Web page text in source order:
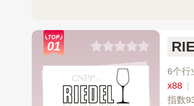
01
6个行
x88
指数